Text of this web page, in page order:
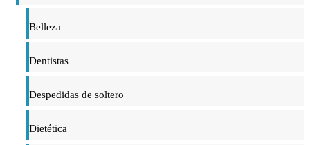
Belleza
Dentistas
Despedidas de soltero
Dietética